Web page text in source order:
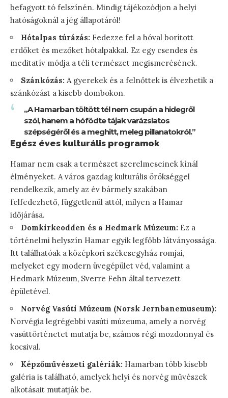
befagyott tó felszínén. Mindig tájékozódjon a helyi
hatóságoknál a jég állapotáról!
Hótalpas túrázás: Fedezze fel a hóval borított
erdőket és mezőket hótalpakkal. Ez egy csendes és
meditatív módja a téli természet megismerésének.
Szánkózás: A gyerekek és a felnőttek is élvezhetik a
szánkózást a kisebb dombokon.
„A Hamarban töltött tél nem csupán a hidegről
szól, hanem a hófödte tájak varázslatos
szépségéről és a meghitt, meleg pillanatokról.”
Egész éves kulturális programok
Hamar nem csak a természet szerelmeseinek kínál
élményeket. A város gazdag kulturális örökséggel
rendelkezik, amely az év bármely szakában
felfedezhető, függetlenül attól, milyen a Hamar
időjárása.
Domkirkeodden és a Hedmark Múzeum: Ez a
történelmi helyszín Hamar egyik legfőbb látványossága.
Itt találhatóak a középkori székesegyház romjai,
melyeket egy modern üvegépület véd, valamint a
Hedmark Múzeum, Sverre Fehn által tervezett
épületével.
Norvég Vasúti Múzeum (Norsk Jernbanemuseum):
Norvégia legrégebbi vasúti múzeuma, amely a norvég
vasúttörténetet mutatja be, számos régi mozdonnyal és
kocsival.
Képzőművészeti galériák: Hamarban több kisebb
galéria is található, amelyek helyi és norvég művészek
alkotásait mutatják be.